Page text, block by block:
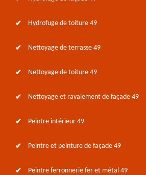
Hydrofuge de toiture 49
Nettoyage de terrasse 49
Nettoyage de toiture 49
Nettoyage et ravalement de façade 49
Peintre intérieur 49
Peintre et peinture de façade 49
Peintre ferronnerie fer et métal 49